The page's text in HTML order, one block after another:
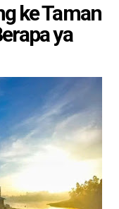
ke Taman
ya